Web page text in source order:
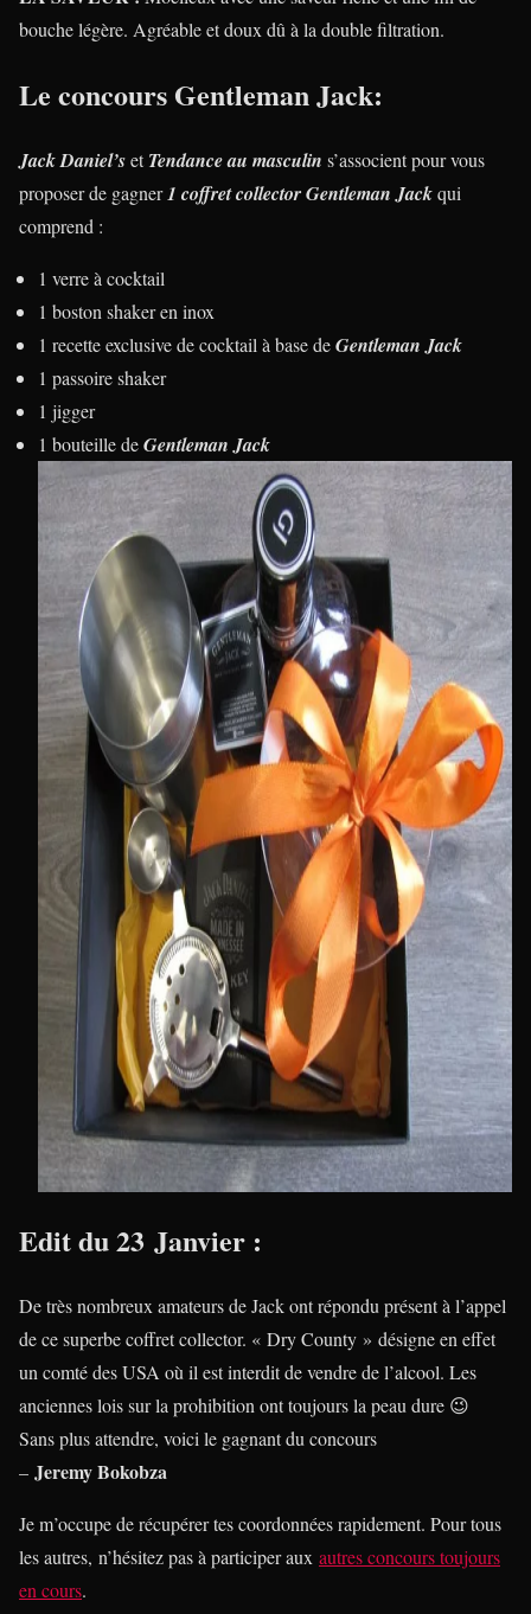
bouche légère. Agréable et doux dû à la double filtration.
Le concours Gentleman Jack:
Jack Daniel’setTendance au masculin s’associent pour vous
proposer de gagner1 coffret collector Gentleman Jackqui
comprend :
1 verre à cocktail
1 boston shaker en inox
1 recette exclusive de cocktail à base deGentleman Jack
1 passoire shaker
1 jigger
1 bouteille deGentleman Jack
Edit du 23 Janvier :
De très nombreux amateurs de Jack ont répondu présent à l’appel
de ce superbe coffret collector. « Dry County » désigne en effet
un comté des USA où il est interdit de vendre de l’alcool. Les
anciennes lois sur la prohibition ont toujours la peau dure 😉
Sans plus attendre, voici le gagnant du concours
– Jeremy Bokobza
Je m’occupe de récupérer tes coordonnées rapidement. Pour tous
les autres, n’hésitez pas à participer aux autres concours toujours
en cours.